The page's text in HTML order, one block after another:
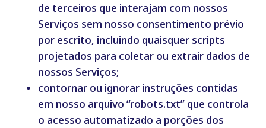
de terceiros que interajam com nossos
Serviços sem nosso consentimento prévio
por escrito, incluindo quaisquer scripts
projetados para coletar ou extrair dados de
nossos Serviços;
contornar ou ignorar instruções contidas
em nosso arquivo “robots.txt” que controla
o acesso automatizado a porções dos